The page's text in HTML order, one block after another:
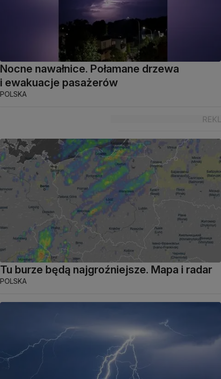
Nocne nawałnice. Połamane drzewa
i ewakuacje pasażerów
POLSKA
Tu burze będą najgroźniejsze. Mapa i radar
POLSKA